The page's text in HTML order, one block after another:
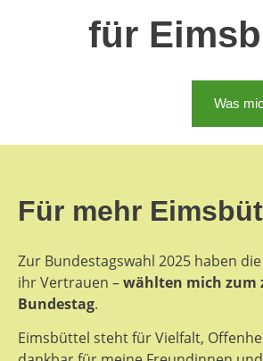
für
Was
Für mehr
Zur Bundestagswahl 2025 haben die
ihr Vertrauen –wählten mich zum
Bundestag.
Eimsbüttel steht für Vielfalt,